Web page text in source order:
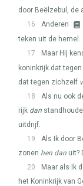
door Beëlzebul, de
16
Anderen
teken uit de hemel.
17
Maar Hij
koninkrijk dat
dat tegen zichzelf
18
Als nu ook
rijk dan
uitdrijf.
19
Als Ik door
zonen hen dan uit?
20
Maar als Ik
het Koninkrijk van